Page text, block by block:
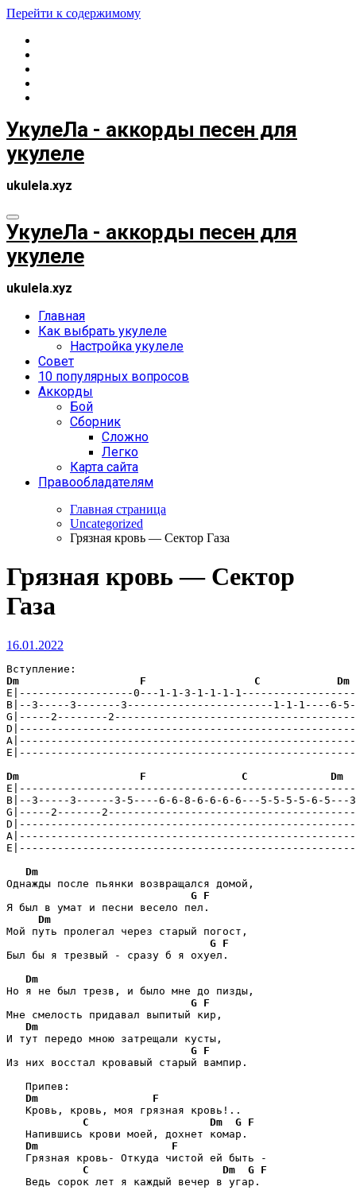
Перейти к содержимому
УкулеЛа - аккорды песен для
укулеле
ukulela.xyz
УкулеЛа - аккорды песен для
укулеле
ukulela.xyz
Главная
Как выбрать укулеле
Настройка укулеле
Совет
10 популярных вопросов
Аккорды
Бой
Сборник
Сложно
Легко
Карта сайта
Правообладателям
Главная страница
Uncategorized
Грязная кровь — Сектор Газа
Грязная кровь — Сектор
Газа
16.01.2022
Dm
F C
Dm
E|------------------0---1-1-3-1-1-1-
B|--3-----3-------3-----------------------1-1-1----6-
G|-----2--------
Dm
F C
Dm
B|--3-----3------3-5----6-6-8-6-6-6-6---5-5-5-5-6-5---
G|-----2-------
Dm
Однажды после пьянки возвращался домой,
G F
Я был в умат и песни весело пел.
Dm
Мой путь пролегал через старый погост,
G F
Был бы я трезвый - сразу б я охуел.
Dm
Но я не был трезв, и было мне до пизды,
G F
Мне смелость придавал выпитый кир,
Dm
И тут передо мною затрещали кусты,
G F
Из них восстал кровавый старый вампир.
   Припев:
Dm
F
   Кровь, кровь, моя грязная кровь!..
C
Dm G F
   Напившись крови моей, дохнет комар.
Dm
F
   Грязная кровь- Откуда чистой ей быть -
C
Dm G F
   Ведь сорок лет я каждый вечер в угар.